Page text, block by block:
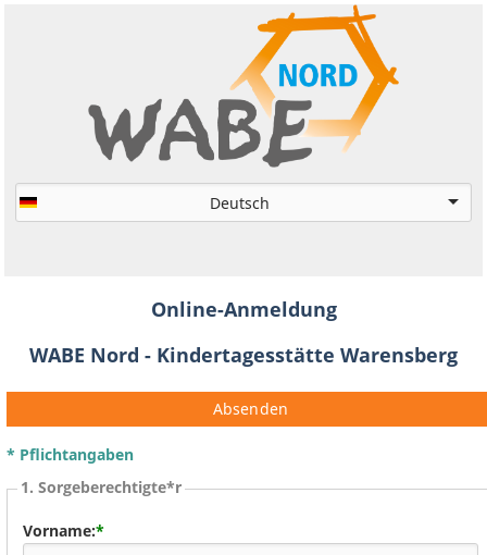
Online-Anmeldung
WABE Nord - Kindertagesstätte Warensberg
Absenden
* Pflichtangaben
1. Sorgeberechtigte*r
Vorname:*